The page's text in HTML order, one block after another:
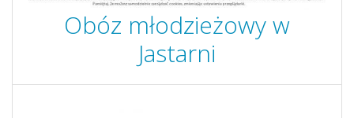
Obóz młodzieżowy w
Jastarni